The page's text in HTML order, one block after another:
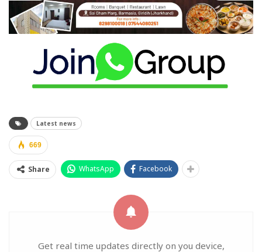
Latest news
669
Share WhatsApp Facebook
Get real time updates directly on you device,